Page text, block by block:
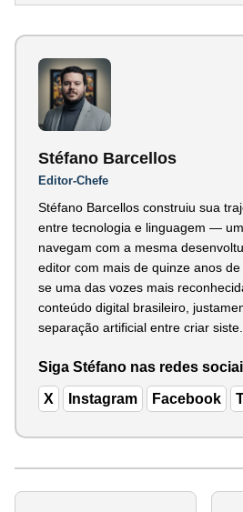
Stéfano Barcellos
Editor-Chefe
Stéfano Barcellos construiu sua
entre tecnologia e linguagem —
navegam com a mesma
editor com mais de quinze anos
se uma das vozes mais
conteúdo digital brasileiro,
separação artificial entre criar siste...
Siga Stéfano nas redes
X Instagram Facebook